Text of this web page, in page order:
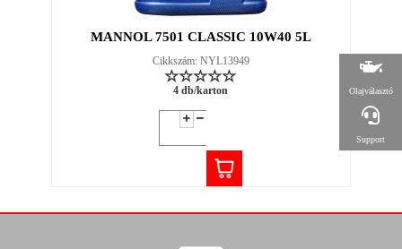
MANNOL 7501 CLASSIC 10W40 5L
Cikkszám: NYL13949
4 db/karton Olajválasztó
Support